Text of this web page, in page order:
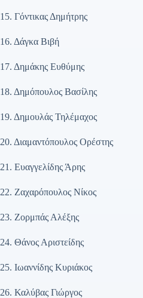
15. Γόντικας Δημήτρης
16. Δάγκα Βιβή
17. Δημάκης Ευθύμης
18. Δημόπουλος Βασίλης
19. Δημουλάς Τηλέμαχος
20. Διαμαντόπουλος Ορέστης
21. Ευαγγελίδης Άρης
22. Ζαχαρόπουλος Νίκος
23. Ζορμπάς Αλέξης
24. Θάνος Αριστείδης
25. Ιωαννίδης Κυριάκος
26. Καλύβας Γιώργος